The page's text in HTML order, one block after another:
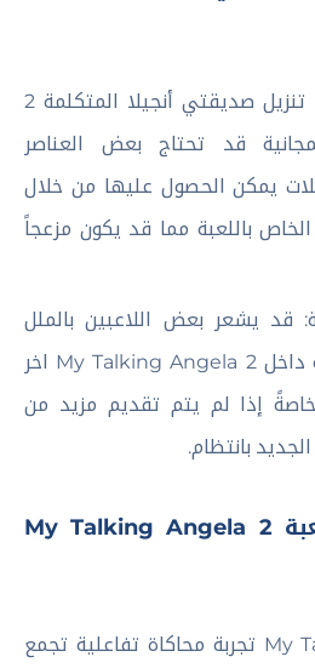
عملات محدودة: بعد تنزيل صديقتي أنجيلا المتكلمة 2
قد تحتاج بعض العناصر
يمكن الحصول عليها من خلال
الخاص باللعبة مما قد يكون مزعجاً
قد يشعر بعض اللاعبين بالملل
بسبب تكرار الأنشطة داخل My Talking Angela 2 اخر
خاصةً إذا لم يتم تقديم مزيد من
بانتظام.
التقييم النهائي للعبة My Talking Angela 2
تقدم My Talking Angela 2 تجربة محاكاة تفاعلية تجمع